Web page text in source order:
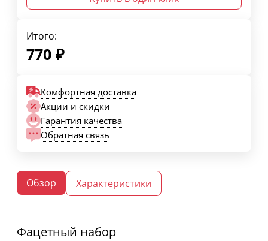
Итого:
770 ₽
Комфортная доставка
Акции и скидки
Гарантия качества
Обратная связь
Обзор Характеристики
Фацетный набор